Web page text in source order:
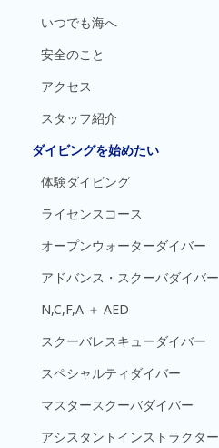
いつでも海へ
安全のこと
アクセス
スタッフ紹介
ダイビングを始めたい
体験ダイビング
ライセンスコース
オープンウォーターダイバー
アドバンス・スクーバダイバー
N,C,F,A ＋ AED
スクーバレスキューダイバー
スペシャルティダイバー
マスタースクーバダイバー
アシスタントインストラクター